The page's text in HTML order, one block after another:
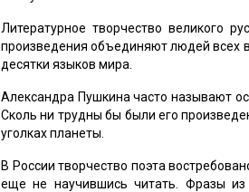
Литературное творчество великого
произведения объединяют людей всех
десятки языков мира.
Александра Пушкина часто называют
Сколь ни трудны бы были его
уголках планеты.
В России творчество поэта
еще не научившись читать. Фразы